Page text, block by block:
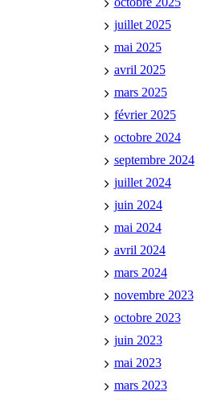
juillet 2025
mai 2025
avril 2025
mars 2025
février 2025
octobre 2024
septembre 2024
juillet 2024
juin 2024
mai 2024
avril 2024
mars 2024
novembre 2023
octobre 2023
juin 2023
mai 2023
mars 2023